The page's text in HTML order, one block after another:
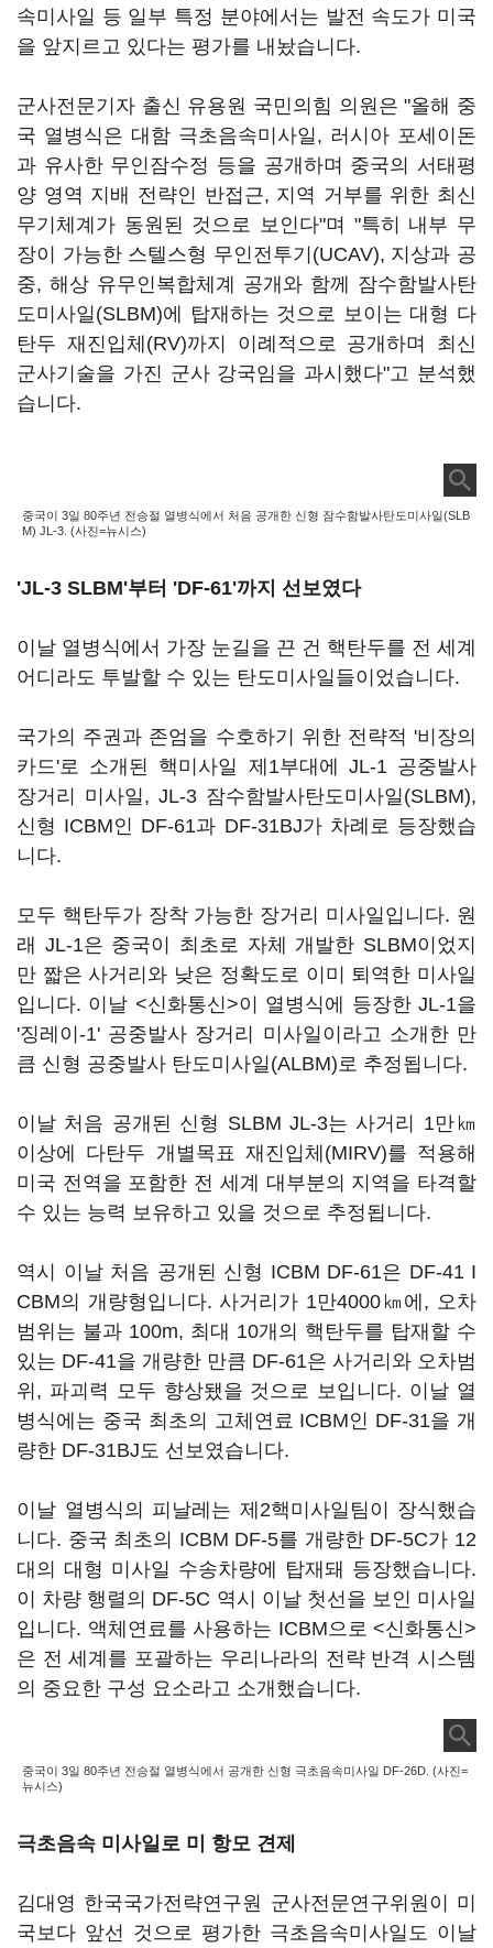
속미사일 등 일부 특정 분야에서는 발전 속도가 미국
을 앞지르고 있다는 평가를 내놨습니다.
군사전문기자 출신 유용원 국민의힘 의원은 "올해 중
국 열병식은 대함 극초음속미사일, 러시아 포세이돈
과 유사한 무인잠수정 등을 공개하며 중국의 서태평
양 영역 지배 전략인 반접근, 지역 거부를 위한 최신
무기체계가 동원된 것으로 보인다"며 "특히 내부 무
장이 가능한 스텔스형 무인전투기(UCAV), 지상과 공
중, 해상 유무인복합체계 공개와 함께 잠수함발사탄
도미사일(SLBM)에 탑재하는 것으로 보이는 대형 다
탄두 재진입체(RV)까지 이례적으로 공개하며 최신
군사기술을 가진 군사 강국임을 과시했다"고 분석했
습니다.
중국이 3일 80주년 전승절 열병식에서 처음 공개한 신형 잠수함발사탄도미사일(SLB
M) JL-3. (사진=뉴시스)
'JL-3 SLBM'부터 'DF-61'까지 선보였다
이날 열병식에서 가장 눈길을 끈 건 핵탄두를 전 세계
어디라도 투발할 수 있는 탄도미사일들이었습니다.
국가의 주권과 존엄을 수호하기 위한 전략적 '비장의
카드'로 소개된 핵미사일 제1부대에 JL-1 공중발사
장거리 미사일, JL-3 잠수함발사탄도미사일(SLBM),
신형 ICBM인 DF-61과 DF-31BJ가 차례로 등장했습
니다.
모두 핵탄두가 장착 가능한 장거리 미사일입니다. 원
래 JL-1은 중국이 최초로 자체 개발한 SLBM이었지
만 짧은 사거리와 낮은 정확도로 이미 퇴역한 미사일
입니다. 이날 <신화통신>이 열병식에 등장한 JL-1을
'징레이-1' 공중발사 장거리 미사일이라고 소개한 만
큼 신형 공중발사 탄도미사일(ALBM)로 추정됩니다.
이날 처음 공개된 신형 SLBM JL-3는 사거리 1만㎞
이상에 다탄두 개별목표 재진입체(MIRV)를 적용해
미국 전역을 포함한 전 세계 대부분의 지역을 타격할
수 있는 능력 보유하고 있을 것으로 추정됩니다.
역시 이날 처음 공개된 신형 ICBM DF-61은 DF-41 I
CBM의 개량형입니다. 사거리가 1만4000㎞에, 오차
범위는 불과 100m, 최대 10개의 핵탄두를 탑재할 수
있는 DF-41을 개량한 만큼 DF-61은 사거리와 오차범
위, 파괴력 모두 향상됐을 것으로 보입니다. 이날 열
병식에는 중국 최초의 고체연료 ICBM인 DF-31을 개
량한 DF-31BJ도 선보였습니다.
이날 열병식의 피날레는 제2핵미사일팀이 장식했습
니다. 중국 최초의 ICBM DF-5를 개량한 DF-5C가 12
대의 대형 미사일 수송차량에 탑재돼 등장했습니다.
이 차량 행렬의 DF-5C 역시 이날 첫선을 보인 미사일
입니다. 액체연료를 사용하는 ICBM으로 <신화통신>
은 전 세계를 포괄하는 우리나라의 전략 반격 시스템
의 중요한 구성 요소라고 소개했습니다.
중국이 3일 80주년 전승절 열병식에서 공개한 신형 극초음속미사일 DF-26D. (사진=
뉴시스)
극초음속 미사일로 미 항모 견제
김대영 한국국가전략연구원 군사전문연구위원이 미
국보다 앞선 것으로 평가한 극초음속미사일도 이날